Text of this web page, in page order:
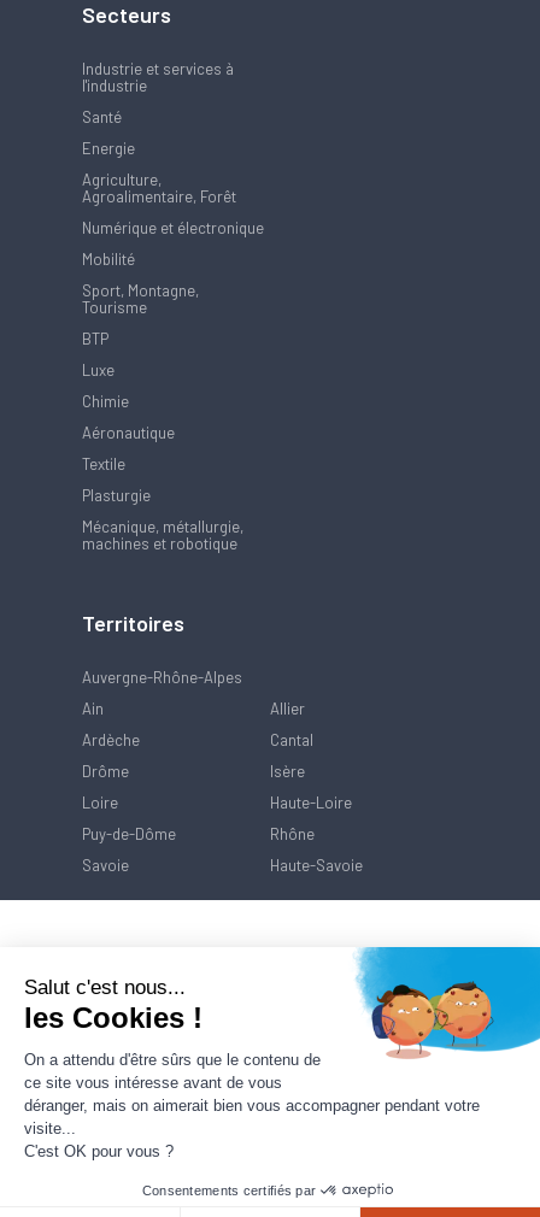
Secteurs
Industrie et services à
l'industrie
Santé
Energie
Agriculture,
Agroalimentaire, Forêt
Numérique et électronique
Mobilité
Sport, Montagne,
Tourisme
BTP
Luxe
Chimie
Aéronautique
Textile
Plasturgie
Mécanique, métallurgie,
machines et robotique
Territoires
Auvergne-Rhône-Alpes
Ain
Allier
Ardèche
Cantal
Drôme
Isère
Loire
Haute-Loire
Puy-de-Dôme
Rhône
Savoie
Haute-Savoie
Politique de
Salut c'est nous...
les Cookies !
On a attendu d'être sûrs que le contenu de
ce site vous intéresse avant de vous
déranger, mais on aimerait bien vous accompagner pendant votre
visite...
C'est OK pour vous ?
Consentements certifiés par